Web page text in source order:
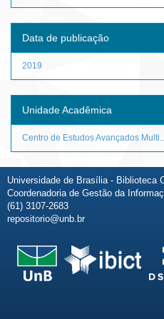
Data de publicação
2019
Unidade Acadêmica
Centro de Estudos Avançados Multi...
Universidade de Brasília - Biblioteca
Coordenadoria de Gestão da
(61) 3107-2683
repositorio@unb.br